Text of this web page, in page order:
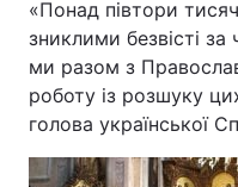
«Понад півтори
зниклими безвісті за
ми разом з
роботу із розшуку
голова української